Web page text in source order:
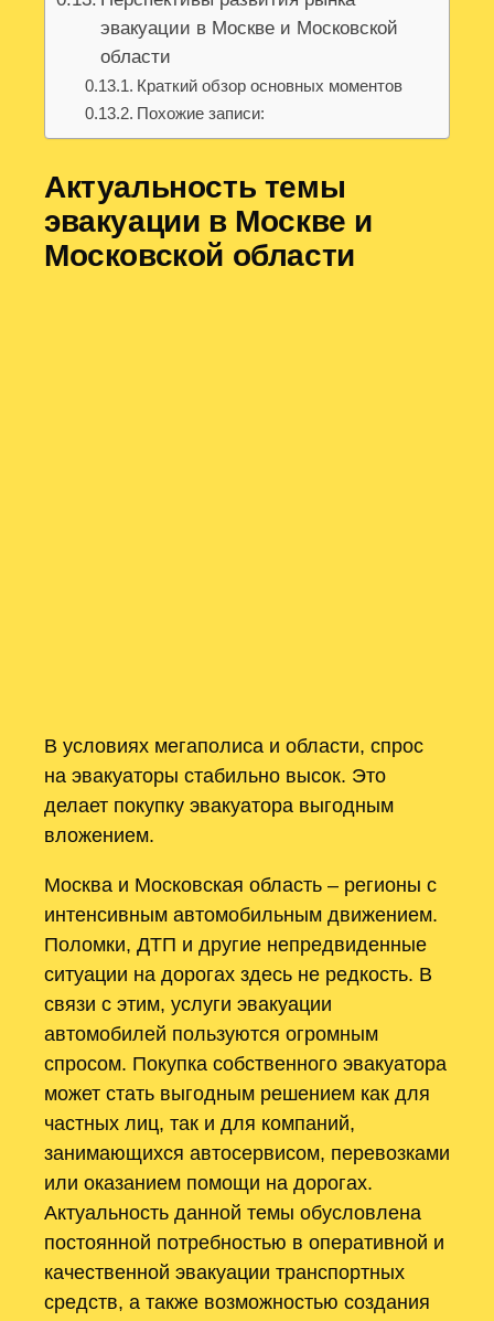
эвакуации в Москве и Московской
области
Краткий обзор основных моментов
Похожие записи:
Актуальность темы
эвакуации в Москве и
Московской области
В условиях мегаполиса и области, спрос
на эвакуаторы стабильно высок. Это
делает покупку эвакуатора выгодным
вложением.
Москва и Московская область – регионы с
интенсивным автомобильным движением.
Поломки, ДТП и другие непредвиденные
ситуации на дорогах здесь не редкость. В
связи с этим, услуги эвакуации
автомобилей пользуются огромным
спросом. Покупка собственного эвакуатора
может стать выгодным решением как для
частных лиц, так и для компаний,
занимающихся автосервисом, перевозками
или оказанием помощи на дорогах.
Актуальность данной темы обусловлена
постоянной потребностью в оперативной и
качественной эвакуации транспортных
средств, а также возможностью создания